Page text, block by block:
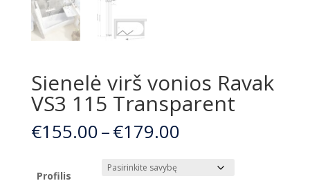
Sienelė virš vonios Ravak
VS3 115 Transparent
€155.00–€179.00Price
€155.00
through
Profilis